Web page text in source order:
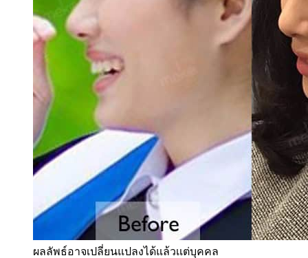
ผลลัพธ์อาจเปลี่ยนแปลงได้แล้วเเต่บุคคล